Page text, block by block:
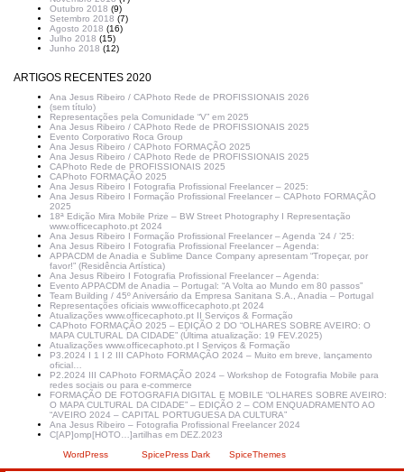
Outubro 2018 (9)
Setembro 2018 (7)
Agosto 2018 (16)
Julho 2018 (15)
Junho 2018 (12)
ARTIGOS RECENTES 2020
Ana Jesus Ribeiro / CAPhoto Rede de PROFISSIONAIS 2026
(sem título)
Representações pela Comunidade “V” em 2025
Ana Jesus Ribeiro / CAPhoto Rede de PROFISSIONAIS 2025
Evento Corporativo Roca Group
Ana Jesus Ribeiro / CAPhoto FORMAÇÃO 2025
Ana Jesus Ribeiro / CAPhoto Rede de PROFISSIONAIS 2025
CAPhoto Rede de PROFISSIONAIS 2025
CAPhoto FORMAÇÃO 2025
Ana Jesus Ribeiro I Fotografia Profissional Freelancer – 2025:
Ana Jesus Ribeiro I Formação Profissional Freelancer – CAPhoto FORMAÇÃO
2025
18ª Edição Mira Mobile Prize – BW Street Photography I Representação
www.officecaphoto.pt 2024
Ana Jesus Ribeiro I Formação Profissional Freelancer – Agenda ’24 / ’25:
Ana Jesus Ribeiro I Fotografia Profissional Freelancer – Agenda:
APPACDM de Anadia e Sublime Dance Company apresentam “Tropeçar, por
favor!” (Residência Artística)
Ana Jesus Ribeiro I Fotografia Profissional Freelancer – Agenda:
Evento APPACDM de Anadia – Portugal: “A Volta ao Mundo em 80 passos”
Team Building / 45º Aniversário da Empresa Sanitana S.A., Anadia – Portugal
Representações oficiais www.officecaphoto.pt 2024
Atualizações www.officecaphoto.pt II Serviços & Formação
CAPhoto FORMAÇÃO 2025 – EDIÇÃO 2 DO “OLHARES SOBRE AVEIRO: O
MAPA CULTURAL DA CIDADE” (Última atualização: 19 FEV.2025)
Atualizações www.officecaphoto.pt I Serviços & Formação
P3.2024 I 1 I 2 III CAPhoto FORMAÇÃO 2024 – Muito em breve, lançamento
oficial…
P2.2024 III CAPhoto FORMAÇÃO 2024 – Workshop de Fotografia Mobile para
redes sociais ou para e-commerce
FORMAÇÃO DE FOTOGRAFIA DIGITAL E MOBILE “OLHARES SOBRE AVEIRO:
O MAPA CULTURAL DA CIDADE” – EDIÇÃO 2 – COM ENQUADRAMENTO AO
“AVEIRO 2024 – CAPITAL PORTUGUESA DA CULTURA”
Ana Jesus Ribeiro – Fotografia Profissional Freelancer 2024
C[AP]omp[HOTO…]artilhas em DEZ.2023
WordPress SpicePress Dark SpiceThemes